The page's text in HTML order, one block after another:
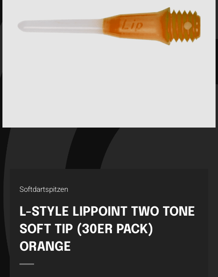
Softdartspitzen
L-STYLE LIPPOINT TWO TONE
SOFT TIP (30ER PACK)
ORANGE